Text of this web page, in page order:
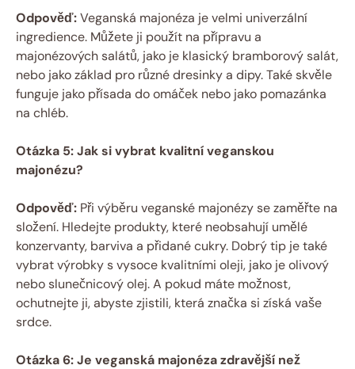
Odpověď:Veganská majonéza je velmi univerzální
ingredience. Můžete ji použít na přípravu a
majonézových salátů, jako je klasický bramborový salát,
nebo jako základ pro různé dresinky a dipy. Také skvěle
funguje jako přísada do omáček nebo jako pomazánka
na chléb.
Otázka 5: Jak si vybrat kvalitní veganskou
majonézu?
Odpověď: Při výběru veganské majonézy se zaměřte na
složení. Hledejte produkty, které neobsahují umělé
konzervanty, barviva a přidané cukry. Dobrý tip je také
vybrat výrobky s vysoce kvalitními oleji, jako je olivový
nebo slunečnicový olej. A pokud máte možnost,
ochutnejte ji, abyste zjistili, která značka si získá vaše
srdce.
Otázka 6: Je veganská majonéza zdravější než